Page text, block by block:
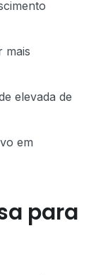
mais
elevada de
em
para